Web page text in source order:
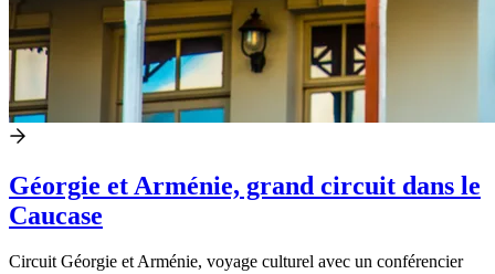
Géorgie et Arménie, grand circuit dans le
Caucase
Circuit Géorgie et Arménie, voyage culturel avec un conférencier